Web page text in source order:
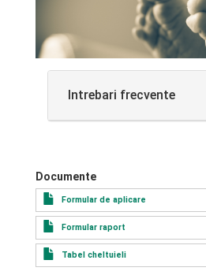
Intrebari frecvente
Documente
Formular de aplicare
Formular raport
Tabel cheltuieli